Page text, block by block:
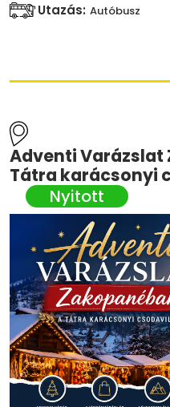
Utazás: Autóbusz
Adventi Varázslat
Tátra karácsonyi